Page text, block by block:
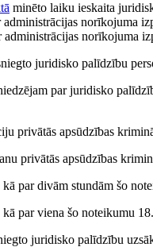
minēto laiku ieskaita
norīkojuma
administrācijas norīkojuma
juridisko palīdzību
par juridisko
privātās apsūdzības
privātās apsūdzības
par divām stundām šo
par viena šo noteikumu
juridisko palīdzību